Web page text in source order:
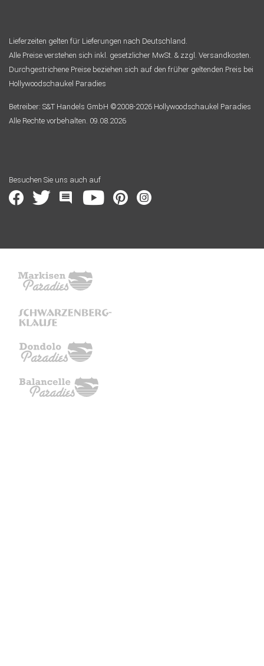
Lieferzeiten gelten für Lieferungen nach Deutschland.
Alle Preise verstehen sich inkl. gesetzlicher MwSt. & zzgl. Versandkosten.
Durchgestrichene Preise beziehen sich auf den früher geltenden Preis bei
Hollywoodschaukel Paradies
Betreiber: S&T Handels GmbH ©2008-2026 Hollywoodschaukel Paradies
Alle Rechte vorbehalten. 09.08.2026
Besuchen Sie uns auch auf